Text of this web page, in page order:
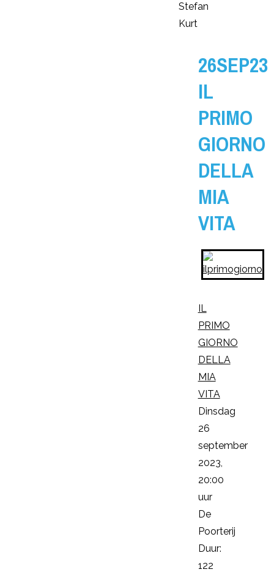
Stefan
Kurt
26SEP23
IL
PRIMO
GIORNO
DELLA
MIA
VITA
IL
PRIMO
GIORNO
DELLA
MIA
VITA
Dinsdag
26
september
2023,
20:00
uur
De
Poorterij
Duur:
122